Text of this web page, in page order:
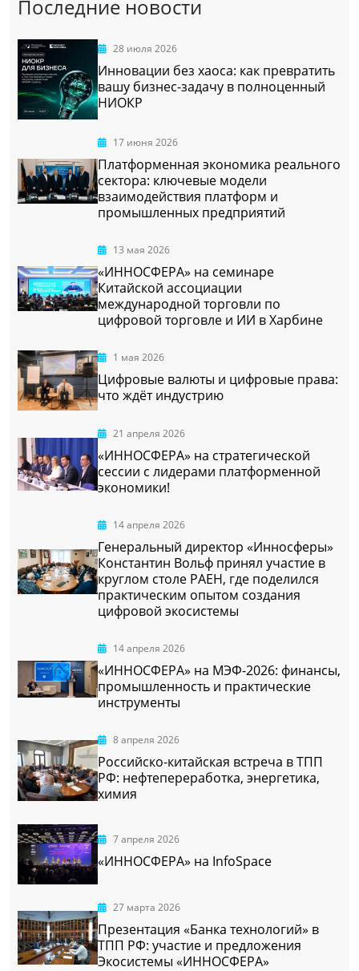
Последние новости
28 июля 2026
Инновации без хаоса: как превратить
вашу бизнес-задачу в полноценный
НИОКР
17 июня 2026
Платформенная экономика реального
сектора: ключевые модели
взаимодействия платформ и
промышленных предприятий
13 мая 2026
«ИННОСФЕРА» на семинаре
Китайской ассоциации
международной торговли по
цифровой торговле и ИИ в Харбине
1 мая 2026
Цифровые валюты и цифровые права:
что ждёт индустрию
21 апреля 2026
«ИННОСФЕРА» на стратегической
сессии с лидерами платформенной
экономики!
14 апреля 2026
Генеральный директор «Инносферы»
Константин Вольф принял участие в
круглом столе РАЕН, где поделился
практическим опытом создания
цифровой экосистемы
14 апреля 2026
«ИННОСФЕРА» на МЭФ-2026: финансы,
промышленность и практические
инструменты
8 апреля 2026
Российско-китайская встреча в ТПП
РФ: нефтепереработка, энергетика,
химия
7 апреля 2026
«ИННОСФЕРА» на InfoSpace
27 марта 2026
Презентация «Банка технологий» в
ТПП РФ: участие и предложения
Экосистемы «ИННОСФЕРА»